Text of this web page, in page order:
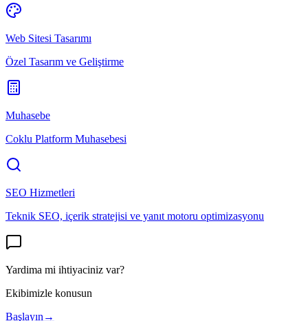
Web Sitesi Tasarımı
Özel Tasarım ve Geliştirme
Muhasebe
Coklu Platform Muhasebesi
SEO Hizmetleri
Teknik SEO, içerik stratejisi ve yanıt motoru optimizasyonu
Yardima mi ihtiyaciniz var?
Ekibimizle konusun
Başlayın →